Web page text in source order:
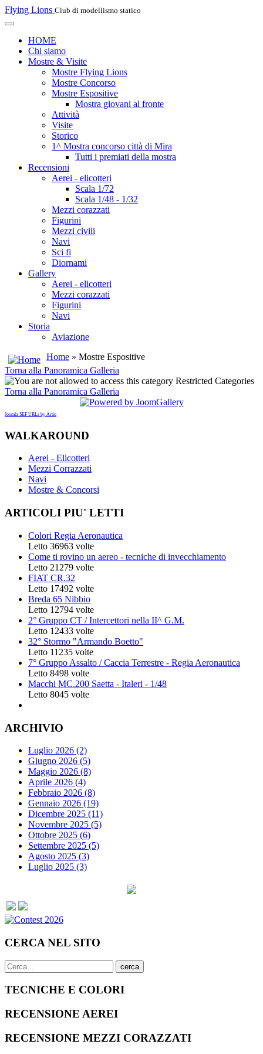
Flying Lions Club di modellismo statico
HOME
Chi siamo
Mostre & Visite
Mostre Flying Lions
Mostre Concorso
Mostre Espositive
Mostra giovani al fronte
Attività
Visite
Storico
1^ Mostra concorso città di Mira
Tutti i premiati della mostra
Recensioni
Aerei - elicotteri
Scala 1/72
Scala 1/48 - 1/32
Mezzi corazzati
Figurini
Mezzi civili
Navi
Sci fi
Diornami
Gallery
Aerei - elicotteri
Mezzi corazzati
Figurini
Navi
Storia
Aviazione
Home » Mostre Espositive
Torna alla Panoramica Galleria
Restricted Categories
Torna alla Panoramica Galleria
Joomla SEF URLs by Artio
WALKAROUND
Aerei - Elicotteri
Mezzi Corrazzati
Navi
Mostre & Concorsi
ARTICOLI PIU' LETTI
Colori Regia Aeronautica
Letto 36963 volte
Come ti rovino un aereo - tecniche di invecchiamento
Letto 21279 volte
FIAT CR.32
Letto 17492 volte
Breda 65 Nibbio
Letto 12794 volte
2° Gruppo CT / Intercettori nella II^ G.M.
Letto 12433 volte
32° Stormo "Armando Boetto"
Letto 11235 volte
7° Gruppo Assalto / Caccia Terrestre - Regia Aeronautica
Letto 8498 volte
Macchi MC.200 Saetta - Italeri - 1/48
Letto 8045 volte
ARCHIVIO
Luglio 2026 (2)
Giugno 2026 (5)
Maggio 2026 (8)
Aprile 2026 (4)
Febbraio 2026 (8)
Gennaio 2026 (19)
Dicembre 2025 (11)
Novembre 2025 (5)
Ottobre 2025 (6)
Settembre 2025 (5)
Agosto 2025 (3)
Luglio 2025 (3)
CERCA NEL SITO
cerca
TECNICHE E COLORI
RECENSIONE AEREI
RECENSIONE MEZZI CORAZZATI